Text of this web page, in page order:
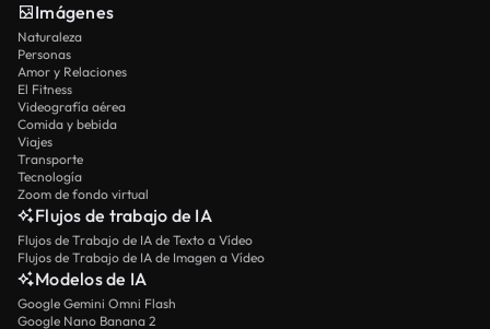
Imágenes
Naturaleza
Personas
Amor y Relaciones
El Fitness
Videografía aérea
Comida y bebida
Viajes
Transporte
Tecnología
Zoom de fondo virtual
Flujos de trabajo de IA
Flujos de Trabajo de IA de Texto a Vídeo
Flujos de Trabajo de IA de Imagen a Vídeo
Modelos de IA
Google Gemini Omni Flash
Google Nano Banana 2